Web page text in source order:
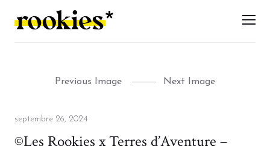
LES ROOKIES
Previous Image Next Image
Posted
septembre 26, 2024
©Les Rookies x Terres d’Aventure –